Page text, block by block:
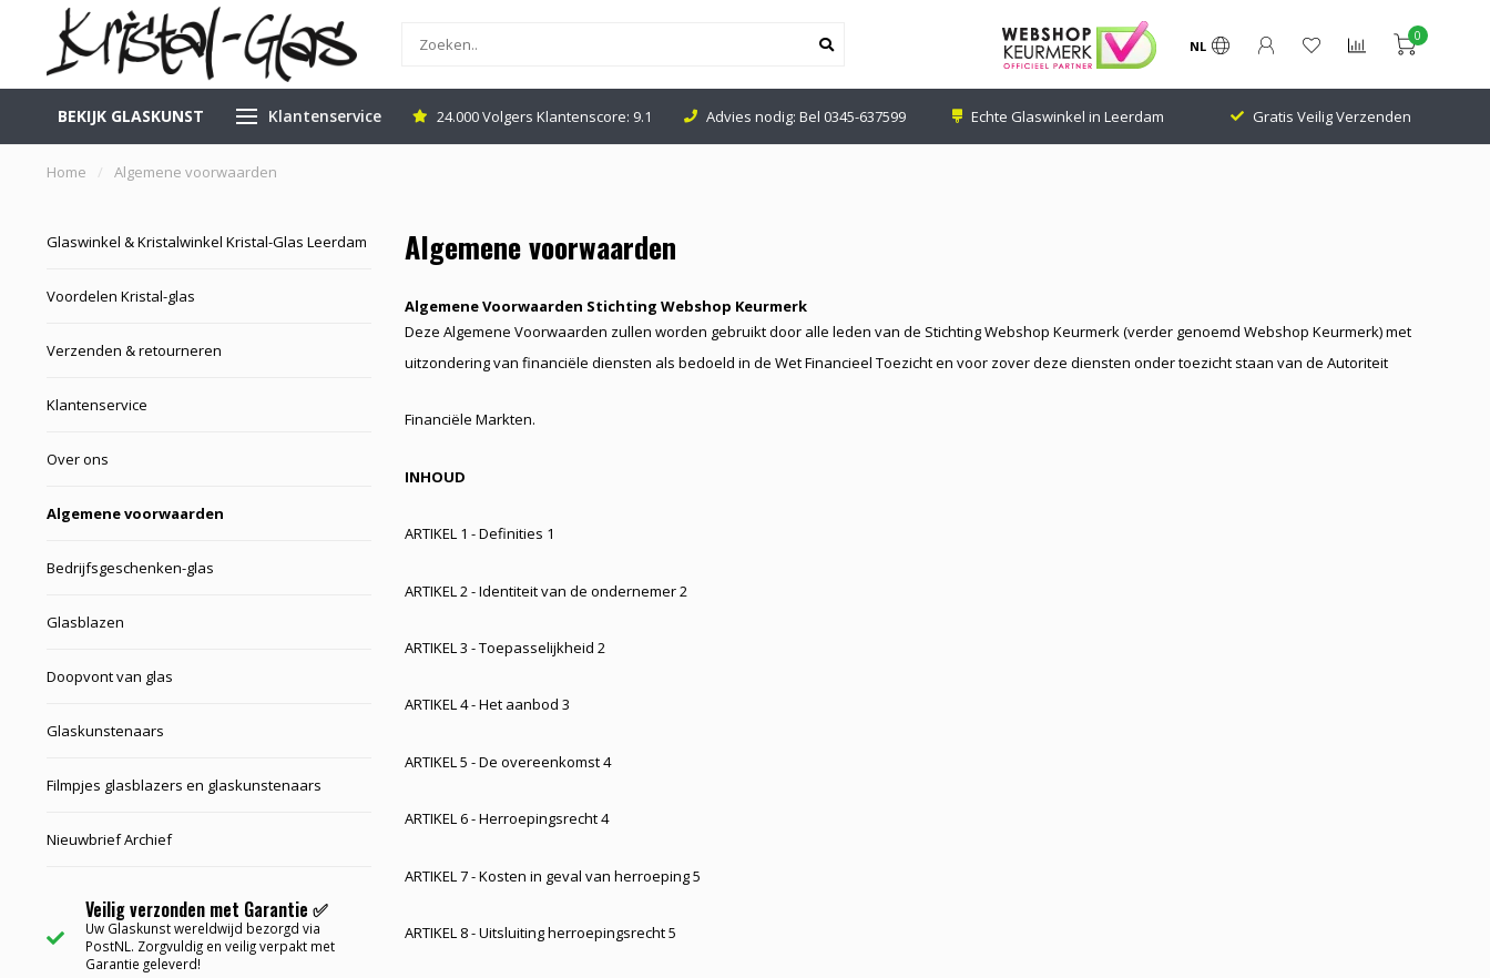
NL
0
BEKIJK GLASKUNST Klantenservice
in Leerdam Gratis Veilig Verzenden 24.000 Volgers Klantenscore: 9.1 Advies nodig: Bel 0345-637599 Echte Glaswinkel in Leerdam Gratis Veilig Verzenden
Home / Algemene voorwaarden
Glaswinkel & Kristalwinkel Kristal-Glas Leerdam
Voordelen Kristal-glas
Verzenden & retourneren
Klantenservice
Over ons
Algemene voorwaarden
Bedrijfsgeschenken-glas
Glasblazen
Doopvont van glas
Glaskunstenaars
Filmpjes glasblazers en glaskunstenaars
Nieuwbrief Archief
Veilig verzonden met Garantie ✅
Uw Glaskunst wereldwijd bezorgd via
PostNL. Zorgvuldig en veilig verpakt met
Garantie geleverd!
Algemene voorwaarden
Algemene Voorwaarden Stichting Webshop Keurmerk
Deze Algemene Voorwaarden zullen worden gebruikt door alle leden van de Stichting Webshop Keurmerk (verder genoemd Webshop Keurmerk) met
uitzondering van financiële diensten als bedoeld in de Wet Financieel Toezicht en voor zover deze diensten onder toezicht staan van de Autoriteit
Financiële Markten.
INHOUD
ARTIKEL 1 - Definities 1
ARTIKEL 2 - Identiteit van de ondernemer 2
ARTIKEL 3 - Toepasselijkheid 2
ARTIKEL 4 - Het aanbod 3
ARTIKEL 5 - De overeenkomst 4
ARTIKEL 6 - Herroepingsrecht 4
ARTIKEL 7 - Kosten in geval van herroeping 5
ARTIKEL 8 - Uitsluiting herroepingsrecht 5